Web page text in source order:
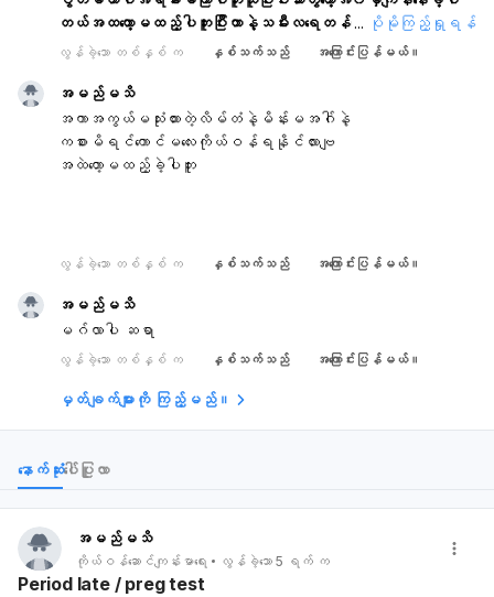
တယ်အထတော့မထည့်ပါဘူးပြီးတာနဲ့သမီးလရေတန်ဆေးလ်ုက်ပါတယ်အ့ဒါ
က်ုယ်၀န်ရနိုင်လားရှင့်
... ပိုမိုကြည့်ရှုရန်
လွန်ခဲ့သော တစ်နှစ် က နှစ်သက်သည် အကြောင်းပြန်မယ်။
အမည်မသိ
အကာအကွယ်မသုံးထားတဲ့လိမ်တံနဲ့မိန်းမအဂ်ါနဲ့
ကစားမိရင်ကောင်မလေးကိုယ်ဝန်ရနိုင်လားဗျ
အထဲတော့မထည့်ခဲ့ပါဘူး
လွန်ခဲ့သော တစ်နှစ် က နှစ်သက်သည် အကြောင်းပြန်မယ်။
အမည်မသိ
မဂ်လာပါ ဆရာ
လွန်ခဲ့သော တစ်နှစ် က နှစ်သက်သည် အကြောင်းပြန်မယ်။
မှတ်ချက်များကို ကြည့်မည်။
နောက်ဆုံးပေါ်ပြူလာ
အမည်မသိ
ကိုယ်ဝန်ဆောင်ကျန်းမာရေး လွန်ခဲ့သော 5 ရက် က
Period late / preg test